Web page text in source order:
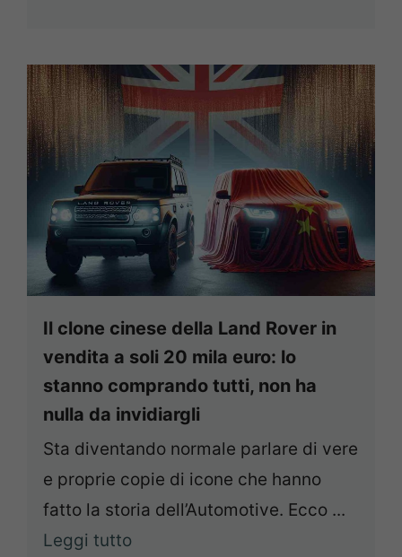
Il clone cinese della Land Rover in
vendita a soli 20 mila euro: lo
stanno comprando tutti, non ha
nulla da invidiargli
Sta diventando normale parlare di vere
e proprie copie di icone che hanno
fatto la storia dell’Automotive. Ecco ...
Leggi tutto